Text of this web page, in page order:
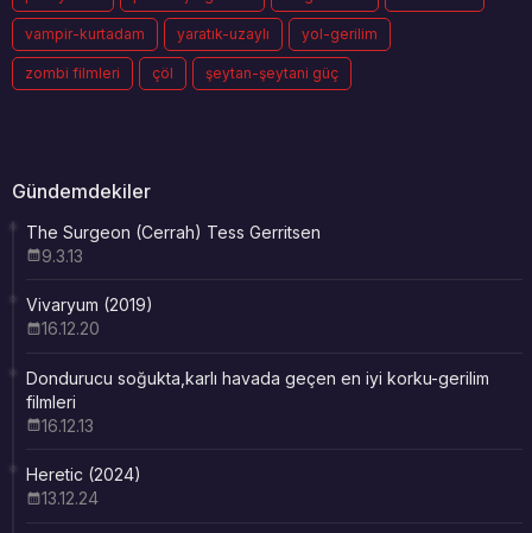
vampir-kurtadam yaratık-uzaylı yol-gerilim
zombi filmleri çöl şeytan-şeytani güç
Gündemdekiler
The Surgeon (Cerrah) Tess Gerritsen
9.3.13
Vivaryum (2019)
16.12.20
Dondurucu soğukta,karlı havada geçen en iyi korku-gerilim
filmleri
16.12.13
Heretic (2024)
13.12.24